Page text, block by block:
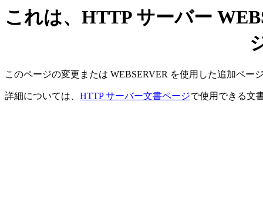
これは、HTTP サーバー
このページの変更または WEBSERVER を使用した追加ペー
詳細については、 HTTP サーバー文書ページで使用できる文